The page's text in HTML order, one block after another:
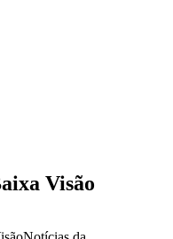
Visão